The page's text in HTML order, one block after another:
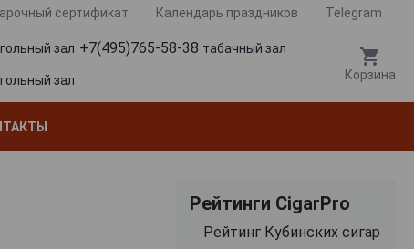
сертификат Календарь праздников Telegram
зал +7(495)765-58-38 табачный зал
зал Корзина
Рейтинги CigarPro
Рейтинг Кубинских сигар